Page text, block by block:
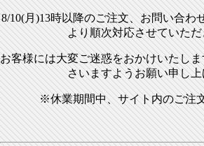
DAYTONA660 24- 用
2024/08/22
レバー交換専用ソケット
2024/08/01
【新商品】U-KANAYA
XSR125(8BJ-RE46J) 23-
2024/07/12
【新商品】U-CP ステン
マフラー シャドウ
2024/06/04
【新商品】U-KANAYA
ハーレーダビッドソン
2024/05/31
【新商品】U-KANAYA
8/10(月)13時以降のご注文、お問い合わ
より順次対応させていた
お客様には大変ご迷惑をおかけいたし
さいますようお願い申し
※休業期間中、サイト内のご注